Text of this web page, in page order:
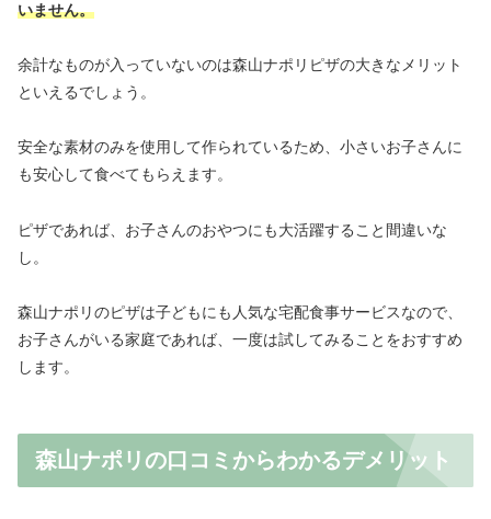
いません。
余計なものが入っていないのは森山ナポリピザの大きなメリット
といえるでしょう。
安全な素材のみを使用して作られているため、小さいお子さんに
も安心して食べてもらえます。
ピザであれば、お子さんのおやつにも大活躍すること間違いな
し。
森山ナポリのピザは子どもにも人気な宅配食事サービスなので、
お子さんがいる家庭であれば、一度は試してみることをおすすめ
します。
森山ナポリの口コミからわかるデメリット